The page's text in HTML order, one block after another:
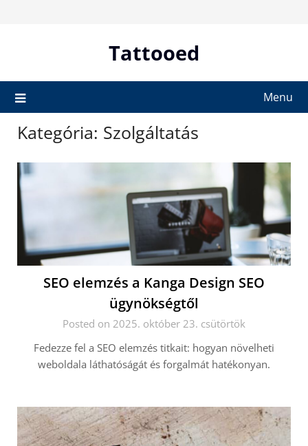
Tattooed
Menu
Kategória: Szolgáltatás
SEO elemzés a Kanga Design SEO
ügynökségtől
Posted on 2025. október 23. csütörtök
Fedezze fel a SEO elemzés titkait: hogyan növelheti
weboldala láthatóságát és forgalmát hatékonyan.